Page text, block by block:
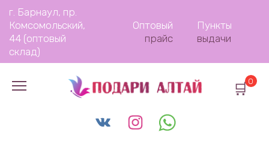
Перейти
содержанию
г. Барнаул, пр.
Комсомольский,
44 (оптовый
склад)
Оптовый
прайс
Пункты
выдачи
0